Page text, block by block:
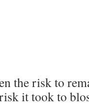
the risk to
it took to